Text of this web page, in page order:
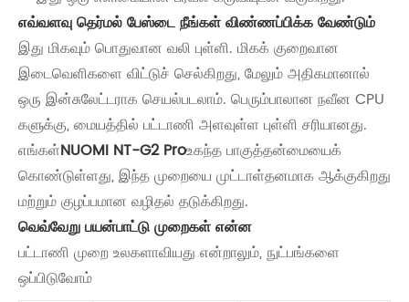
எவ்வளவு தெர்மல் பேஸ்டை நீங்கள் விண்ணப்பிக்க வேண்டும்
இது மிகவும் பொதுவான வலி புள்ளி. மிகக் குறைவான
இடைவெளிகளை விட்டுச் செல்கிறது, மேலும் அதிகமானால்
ஒரு இன்சுலேட்டராக செயல்படலாம். பெரும்பாலான நவீன CPU
களுக்கு, மையத்தில் பட்டாணி அளவுள்ள புள்ளி சரியானது.
எங்கள்NUOMI NT-G2 Proஉகந்த பாகுத்தன்மையைக்
கொண்டுள்ளது, இந்த முறையை முட்டாள்தனமாக ஆக்குகிறது
மற்றும் குழப்பமான வழிதல் தடுக்கிறது.
வெவ்வேறு பயன்பாட்டு முறைகள் என்ன
பட்டாணி முறை உலகளாவியது என்றாலும், நுட்பங்களை
ஒப்பிடுவோம்